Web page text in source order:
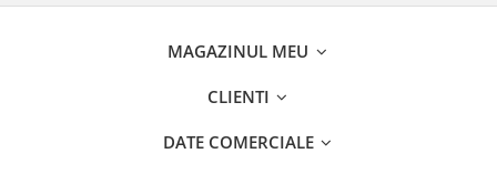
MAGAZINUL MEU
CLIENTI
DATE COMERCIALE